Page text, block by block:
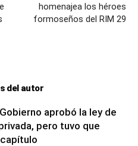
homenajea los héroes
formoseños del RIM 29
del autor
aprobó la ley de
pero tuvo que